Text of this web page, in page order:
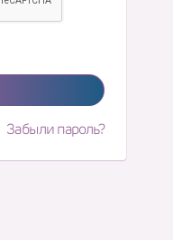
Забыли пароль?